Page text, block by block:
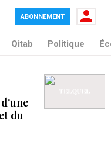
ABONNEMENT
Qitab Politique
du